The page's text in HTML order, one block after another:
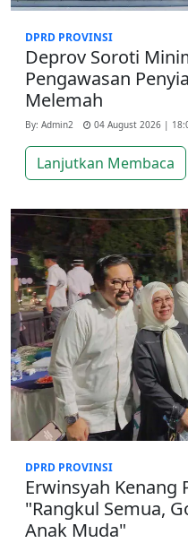
DPRD PROVINSI
Deprov Soroti
Pengawasan
Melemah
By: Admin2 04 August 2026 |
Lanjutkan Membaca
DPRD PROVINSI
Erwinsyah Kenang
"Rangkul Semua,
Anak Muda"